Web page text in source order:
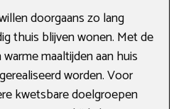
doorgaans zo lang
thuis blijven wonen. Met de
maaltijden aan huis
worden. Voor
kwetsbare doelgroepen